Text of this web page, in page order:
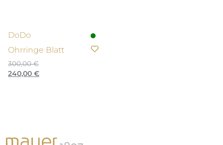
DoDo
Ohrringe Blatt
300,00€
Ursprünglicher
240,00 €Aktueller